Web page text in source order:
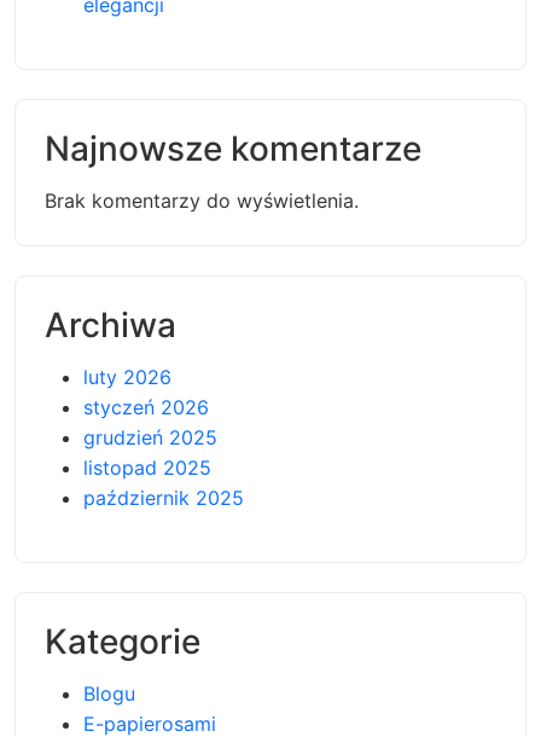
Najnowsze komentarze
Brak komentarzy do wyświetlenia.
Archiwa
luty 2026
styczeń 2026
grudzień 2025
listopad 2025
październik 2025
Kategorie
Blogu
E-papierosami